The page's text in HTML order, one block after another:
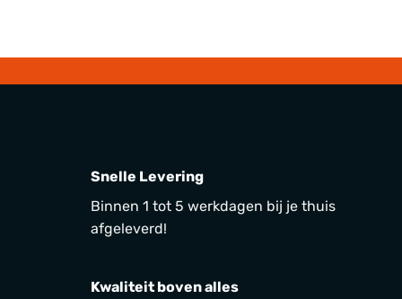
Snelle Levering
Binnen 1 tot 5 werkdagen bij je thuis
afgeleverd!
Kwaliteit boven alles